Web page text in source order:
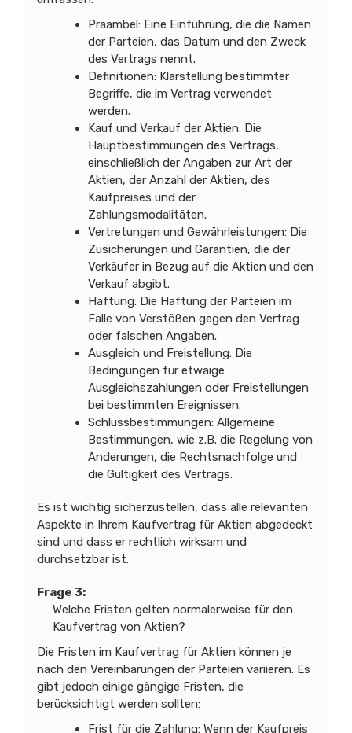
Präambel: Eine Einführung, die die Namen
der Parteien, das Datum und den Zweck
des Vertrags nennt.
Definitionen: Klarstellung bestimmter
Begriffe, die im Vertrag verwendet
werden.
Kauf und Verkauf der Aktien: Die
Hauptbestimmungen des Vertrags,
einschließlich der Angaben zur Art der
Aktien, der Anzahl der Aktien, des
Kaufpreises und der
Zahlungsmodalitäten.
Vertretungen und Gewährleistungen: Die
Zusicherungen und Garantien, die der
Verkäufer in Bezug auf die Aktien und den
Verkauf abgibt.
Haftung: Die Haftung der Parteien im
Falle von Verstößen gegen den Vertrag
oder falschen Angaben.
Ausgleich und Freistellung: Die
Bedingungen für etwaige
Ausgleichszahlungen oder Freistellungen
bei bestimmten Ereignissen.
Schlussbestimmungen: Allgemeine
Bestimmungen, wie z.B. die Regelung von
Änderungen, die Rechtsnachfolge und
die Gültigkeit des Vertrags.
Es ist wichtig sicherzustellen, dass alle relevanten
Aspekte in Ihrem Kaufvertrag für Aktien abgedeckt
sind und dass er rechtlich wirksam und
durchsetzbar ist.
Frage 3:
Welche Fristen gelten normalerweise für den
Kaufvertrag von Aktien?
Die Fristen im Kaufvertrag für Aktien können je
nach den Vereinbarungen der Parteien variieren. Es
gibt jedoch einige gängige Fristen, die
berücksichtigt werden sollten:
Frist für die Zahlung: Wenn der Kaufpreis